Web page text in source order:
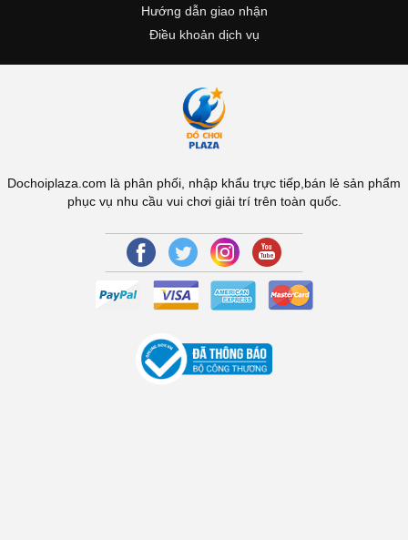
Hướng dẫn giao nhận
Điều khoản dịch vụ
Dochoiplaza.com là phân phối, nhập khẩu trực tiếp,bán lẻ sản phẩm
phục vụ nhu cầu vui chơi giải trí trên toàn quốc.